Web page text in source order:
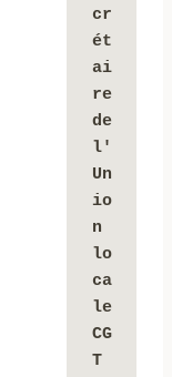
cr
ét
ai
re
de
l'
Un
io
n
lo
ca
le
CG
T